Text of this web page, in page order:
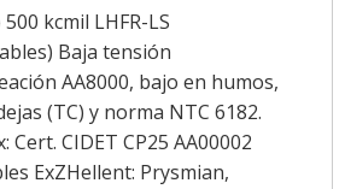
kcmil LHFR-LS
Baja tensión
AA8000, bajo en humos,
(TC) y norma NTC 6182.
Cert. CIDET CP25 AA00002
ExZHellent: Prysmian,